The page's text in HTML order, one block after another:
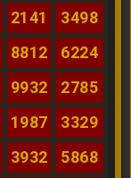
2141
3498
8812
6224
9932
2785
1987
3329
3932
5868